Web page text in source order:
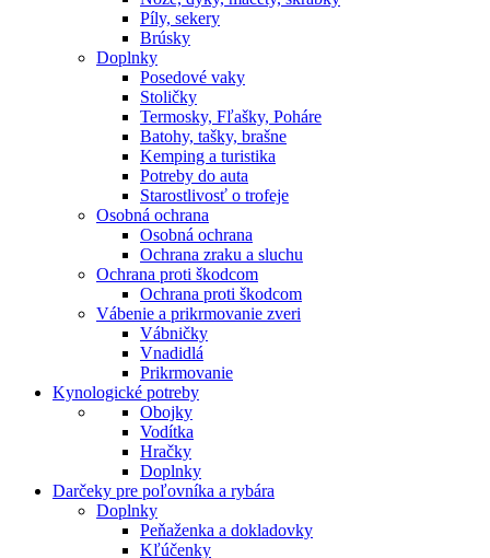
Píly, sekery
Brúsky
Doplnky
Posedové vaky
Stoličky
Termosky, Fľašky, Poháre
Batohy, tašky, brašne
Kemping a turistika
Potreby do auta
Starostlivosť o trofeje
Osobná ochrana
Osobná ochrana
Ochrana zraku a sluchu
Ochrana proti škodcom
Ochrana proti škodcom
Vábenie a prikrmovanie zveri
Vábničky
Vnadidlá
Prikrmovanie
Kynologické potreby
Obojky
Vodítka
Hračky
Doplnky
Darčeky pre poľovníka a rybára
Doplnky
Peňaženka a dokladovky
Kľúčenky